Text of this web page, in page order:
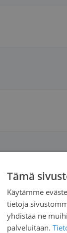
Tämä
Käytämme
tietoja
yhdistää ne
palveluitaan.